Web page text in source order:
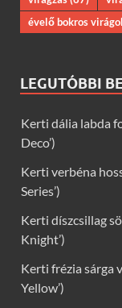
évelő bokros
LEGUTÓBBI
Kerti dália labda
Deco’)
Kerti verbéna
Series’)
Kerti díszcsillag
Knight’)
Kerti frézia sárga
Yellow’)